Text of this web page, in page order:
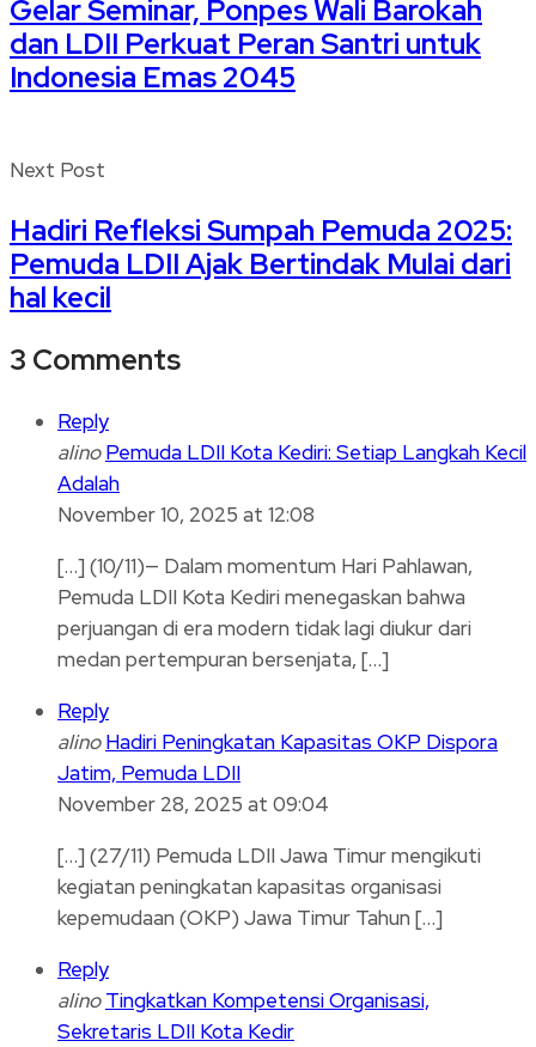
Gelar Seminar, Ponpes Wali Barokah
dan LDII Perkuat Peran Santri untuk
Indonesia Emas 2045
Next Post
Hadiri Refleksi Sumpah Pemuda 2025:
Pemuda LDII Ajak Bertindak Mulai dari
hal kecil
3 Comments
Reply
alino Pemuda LDII Kota Kediri: Setiap Langkah Kecil
Adalah
November 10, 2025 at 12:08
[…] (10/11)— Dalam momentum Hari Pahlawan,
Pemuda LDII Kota Kediri menegaskan bahwa
perjuangan di era modern tidak lagi diukur dari
medan pertempuran bersenjata, […]
Reply
alino Hadiri Peningkatan Kapasitas OKP Dispora
Jatim, Pemuda LDII
November 28, 2025 at 09:04
[…] (27/11) Pemuda LDII Jawa Timur mengikuti
kegiatan peningkatan kapasitas organisasi
kepemudaan (OKP) Jawa Timur Tahun […]
Reply
alino Tingkatkan Kompetensi Organisasi,
Sekretaris LDII Kota Kedir